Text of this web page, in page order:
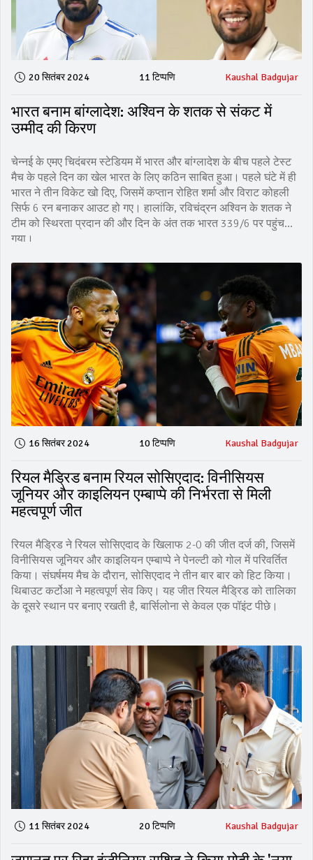
20 सितंबर 2024 11 टिप्पणि Kaushal Badgujar
भारत बनाम बांग्लादेश: अश्विन के शतक से संकट में
उम्मीद की किरण
चेन्नई के एमए चिदंबरम स्टेडियम में भारत और बांग्लादेश के बीच पहले टेस्ट
मैच के पहले दिन का खेल भारत के लिए कठिन साबित हुआ। पहले घंटे में ही
भारत ने तीन विकेट खो दिए, जिसमें कप्तान रोहित शर्मा और विराट कोहली
सिर्फ 6 रन बनाकर आउट हो गए। हालांकि, रविचंद्रन अश्विन के शतक ने
टीम को स्थिरता प्रदान की और दिन के अंत तक भारत 339/6 पर पहुंच
गया।
16 सितंबर 2024 10 टिप्पणि Kaushal Badgujar
रियल मैड्रिड बनाम रियल सोसिएदाद: विनीसियस
जूनियर और काइलियन एम्बाप्पे की निर्भरता से मिली
महत्वपूर्ण जीत
रियल मैड्रिड ने रियल सोसिएदाद के खिलाफ 2-0 की जीत दर्ज की, जिसमें
विनीसियस जूनियर और काइलियन एम्बाप्पे ने पेनल्टी को गोल में परिवर्तित
किया। संघर्षमय मैच के दौरान, सोसिएदाद ने तीन बार बार को हिट किया।
थिबाउट कर्टोआ ने महत्वपूर्ण सेव किए। यह जीत रियल मैड्रिड को तालिका
के दूसरे स्थान पर बनाए रखती है, बार्सिलोना से केवल एक पॉइंट पीछे।
11 सितंबर 2024 20 टिप्पणि Kaushal Badgujar